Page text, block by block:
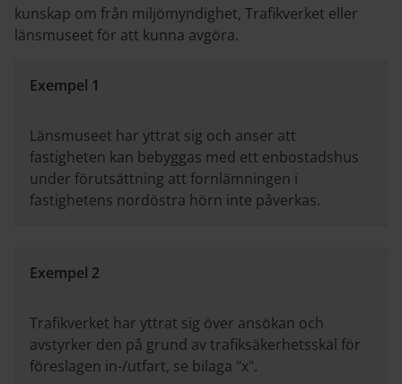
kunskap om från miljömyndighet, Trafikverket eller
länsmuseet för att kunna avgöra.
Exempel 1
Länsmuseet har yttrat sig och anser att
fastigheten kan bebyggas med ett enbostadshus
under förutsättning att fornlämningen i
fastighetens nordöstra hörn inte påverkas.
Exempel 2
Trafikverket har yttrat sig över ansökan och
avstyrker den på grund av trafiksäkerhetsskäl för
föreslagen in-/utfart, se bilaga "x".